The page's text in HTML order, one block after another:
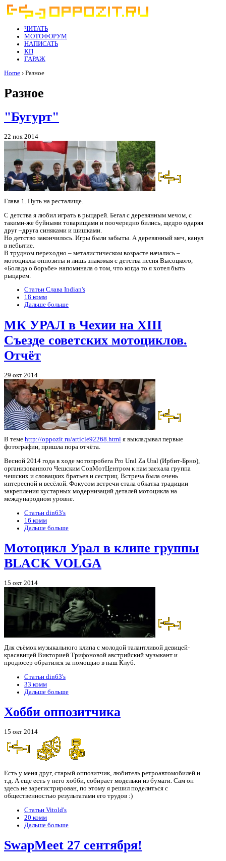
ЧИТАТЬ
МОТОФОРУМ
НАПИСАТЬ
КП
ГАРАЖ
Home › Разное
Разное
"Бугурт"
22 ноя 2014
Глава 1. Путь на ресталище.
С детства я любил играть в рыцарей. Бегал с деревянным мечом, с
такими-же буйными товарищами и поочередно бились, щедро одаряя
друг –друга синяками и шишками.
Но детство закончилось. Игры были забыты. А деревянный меч, канул
в небытие.
В трудном переходно – металистическом возрасте начались –
мотоциклы оппозиты и лишь знакомая с детства песня Высоцкого,
«Болада о борьбе» напоминала о том, что когда то я хотел быть
рыцарем.
Статьи Слава Indian's
18 комм
Дальше больше
МК УРАЛ в Чехии на XIII
Съезде советских мотоциклов.
Отчёт
29 окт 2014
В теме http://oppozit.ru/article92268.html я выкладывал первые
фотографии, пришла пора отчёта.
Весной 2014 года в ходе мотопробега Pro Ural Za Ural (Ирбит-Брно),
организованного Чешским СовМотЦентром к нам заехала группа
чешских и словацких братьев и сестриц. Встреча была очень
интересной и весёлой. Фокусом встречи стала обкатка традиции
закрепления кустарных модернизаций деталей мотоцикла на
международном уровне.
Статьи din63's
16 комм
Дальше больше
Мотоцикл Урал в клипе группы
BLACK VOLGA
15 окт 2014
Для съёмок музыкального клипа с молодой талантливой девицей-
красавицей Викторией Трифоновой австрийский музыкант и
продюсер обратился за помощью в наш Клуб.
Статьи din63's
33 комм
Дальше больше
Хобби оппозитчика
15 окт 2014
Есть у меня друг, старый оппозитчик, любитель ретроавтомобилей и
т.д. А еще есть у него хобби, собирает модельки из бумаги. Сам он
здесь не зарегистрирован, по этому я решил поделиться с
общественностью результатами его трудов :)
Статьи Vitold's
20 комм
Дальше больше
SwapMeet 27 сентября!